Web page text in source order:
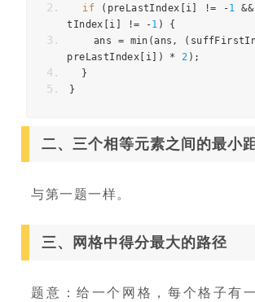
if
( preLastIndex i != -1 &&
tIndex
i != -1 )
{
ans
= min (ans , (
preLastIndex
i ]) * 2 );
}
}
二、三个相等元素之间的最小
与第一题一样。
三、网格中得分最大的路径
题意：给一个网格，每个格子有